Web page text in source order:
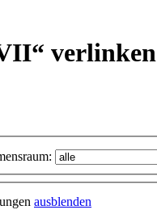
verlinken
ausblenden